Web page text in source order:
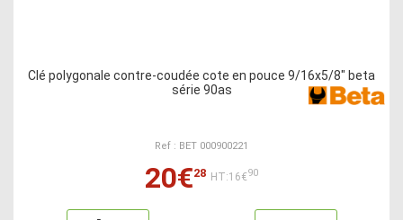
Clé polygonale contre-coudée cote en pouce 9/16x5/8" beta
série 90as
Ref : BET 000900221
20€28 HT:16€90